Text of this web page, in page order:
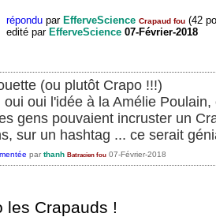
répondu par EfferveScience Crapaud fou (42
edité par EfferveScience 07-Février-2018
(ou plutôt Crapo !!!)
oui oui l'idée à la Amélie
gens pouvaient incruster un
sur un hashtag ... ce serait
par thanh Batracien fou 07-Février-2018
les Crapauds !